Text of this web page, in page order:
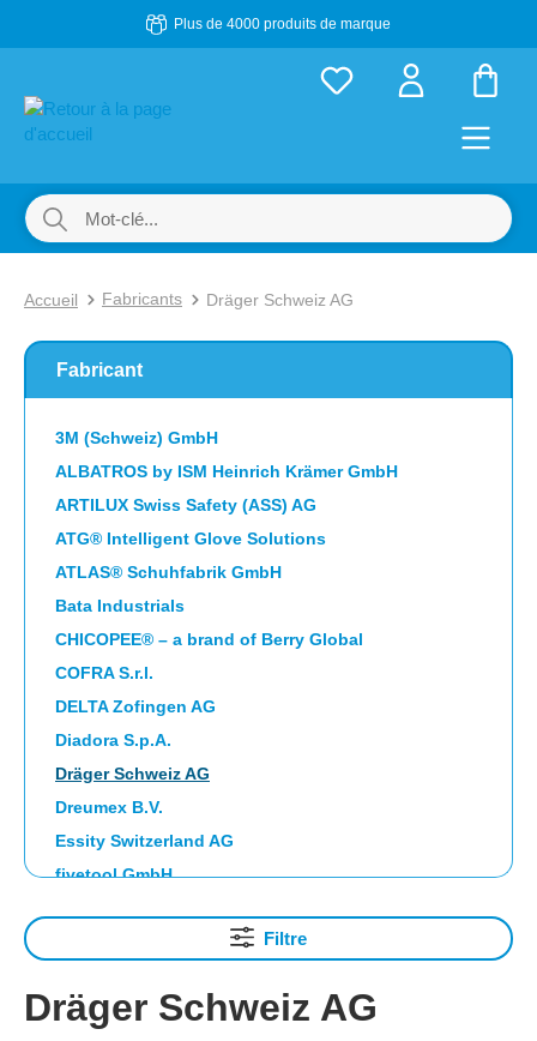
Passer au contenu principalPlus de 4000 produits de marque
Accueil Fabricants Dräger Schweiz AG
Fabricant
3M (Schweiz) GmbH
ALBATROS by ISM Heinrich Krämer GmbH
ARTILUX Swiss Safety (ASS) AG
ATG® Intelligent Glove Solutions
ATLAS® Schuhfabrik GmbH
Bata Industrials
CHICOPEE® – a brand of Berry Global
COFRA S.r.l.
DELTA Zofingen AG
Diadora S.p.A.
Dräger Schweiz AG
Dreumex B.V.
Essity Switzerland AG
fivetool GmbH
FTG SAFETY SHOES S.p.A.
HAIX Vertriebs AG
Filtre
Dräger Schweiz AG